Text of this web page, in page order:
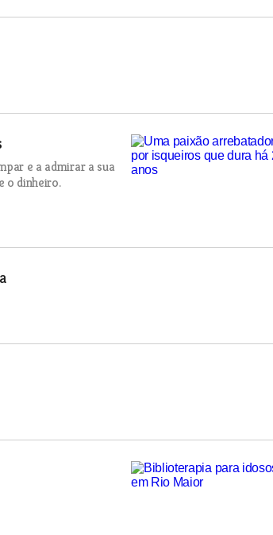
e a admirar a sua
o dinheiro.